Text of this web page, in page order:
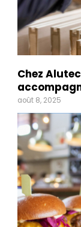
Chez
août 8, 2025